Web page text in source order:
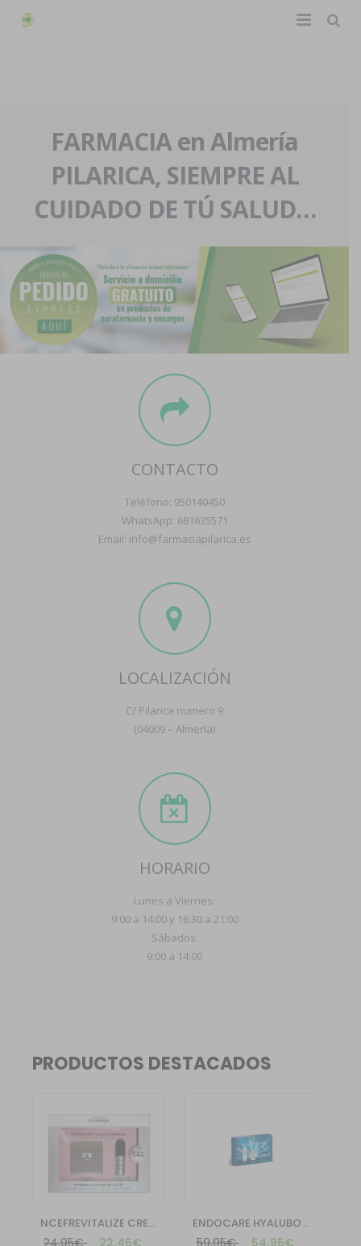
La farmacia
Nuestra historia
Nuestro equipo
Eventos
Servicios y reservas
Pedidos express
Blog
Contacto
Boletín
FARMACIA en Almería
PILARICA, SIEMPRE AL
CUIDADO DE TÚ SALUD…
CONTACTO
Teléfono: 950140450
WhatsApp: 681635571
Email: info@farmaciapilarica.es
LOCALIZACIÓN
C/ Pilarica numero 9
(04009 – Almería)
HORARIO
Lunes a Viernes:
9:00 a 14:00 y 16:30 a 21:00
Sábados:
9:00 a 14:00